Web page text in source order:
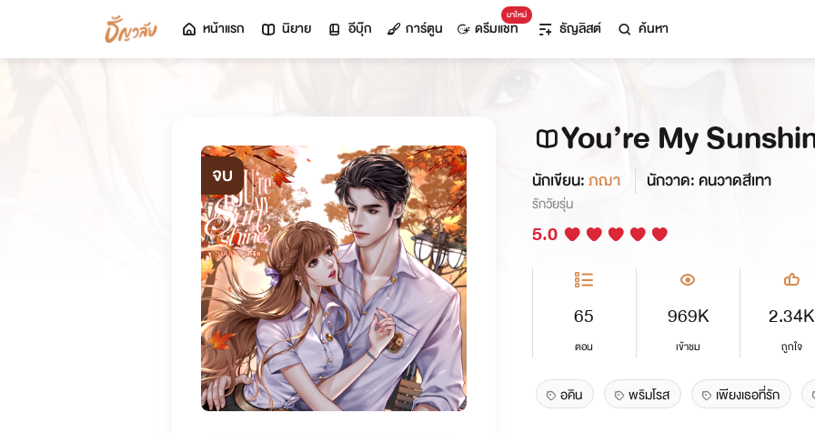
หน้าแรก นิยาย อีบุ๊ก การ์ตูน
มาใหม่
ดรีมแชท ธัญลิสต์ ค้นหา
จบ
You’re My
นักเขียน:ภฌา นักวาด: คนวาดสีเทา
รักวัยรุ่น
5.0
65
ตอน
969K
เข้าชม
2.34K
ถูกใจ
อคิน พริมโรส เพียงเธอที่รัก